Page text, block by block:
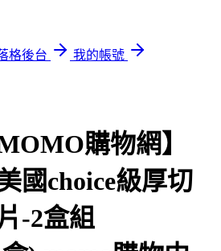
格後台
我的帳號
購物網】
國choice級厚切
-2盒組